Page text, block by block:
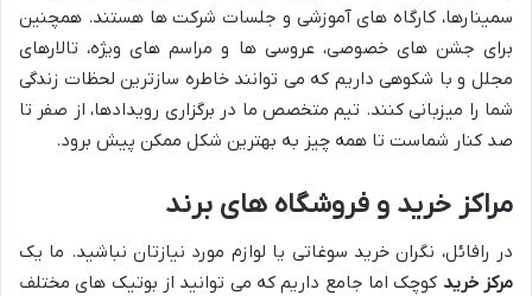
سمینارها، کارگاه های آموزشی و جلسات شرکت ها هستند. همچنین
برای جشن های خصوصی، عروسی ها و مراسم های ویژه، تالارهای
مجلل و با شکوهی داریم که می توانند خاطره سازترین لحظات زندگی
شما را میزبانی کنند. تیم متخصص ما در برگزاری رویدادها، از صفر تا
صد کنار شماست تا همه چیز به بهترین شکل ممکن پیش برود.
مراکز خرید و فروشگاه های برند
در رافائل، نگران خرید سوغاتی یا لوازم مورد نیازتان نباشید. ما یک
مرکز خرید کوچک اما جامع داریم که می توانید از بوتیک های مختلف